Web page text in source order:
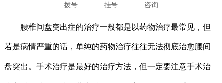
拨号 挂号 咨询
腰椎间盘突出症的治疗一般都是以药物治疗最常见，但
若是病情严重的话，单纯的药物治疗往往无法彻底治愈腰间
盘突出。手术治疗是最好的治疗方法，但一定要注意手术治